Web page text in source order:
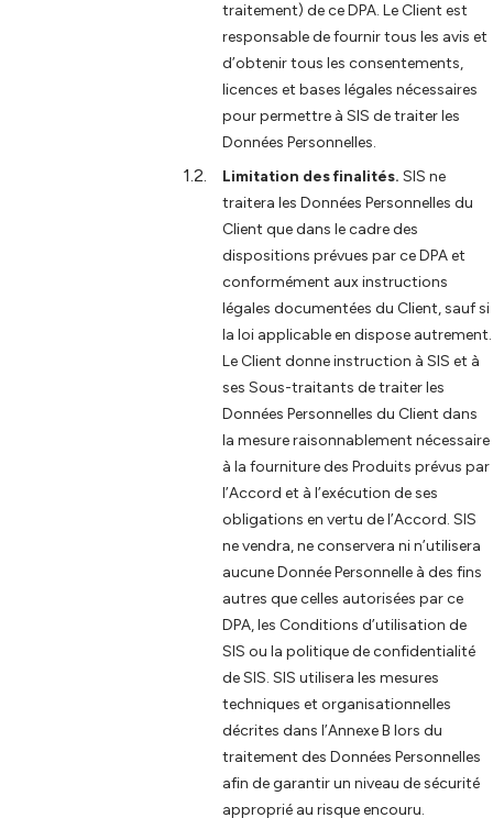
traitement) de ce DPA. Le Client est
responsable de fournir tous les avis et
d’obtenir tous les consentements,
licences et bases légales nécessaires
pour permettre à SIS de traiter les
Données Personnelles.
Limitation des finalités.SIS ne
traitera les Données Personnelles du
Client que dans le cadre des
dispositions prévues par ce DPA et
conformément aux instructions
légales documentées du Client, sauf si
la loi applicable en dispose autrement.
Le Client donne instruction à SIS et à
ses Sous-traitants de traiter les
Données Personnelles du Client dans
la mesure raisonnablement nécessaire
à la fourniture des Produits prévus par
l’Accord et à l’exécution de ses
obligations en vertu de l’Accord. SIS
ne vendra, ne conservera ni n’utilisera
aucune Donnée Personnelle à des fins
autres que celles autorisées par ce
DPA, les Conditions d’utilisation de
SIS ou la politique de confidentialité
de SIS. SIS utilisera les mesures
techniques et organisationnelles
décrites dans l’Annexe B lors du
traitement des Données Personnelles
afin de garantir un niveau de sécurité
approprié au risque encouru.